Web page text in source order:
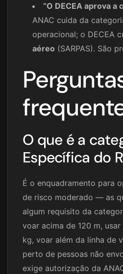
“O DECEA aprova a
ANAC cuida da
operacional; o DECEA
aéreo (SARPAS). São
O que é a
Específica do
É o enquadramento para
de risco moderado — as
algum requisito da
voar acima de 120 m,
kg, voar além da linha de
perto de pessoas não
exige autorização da